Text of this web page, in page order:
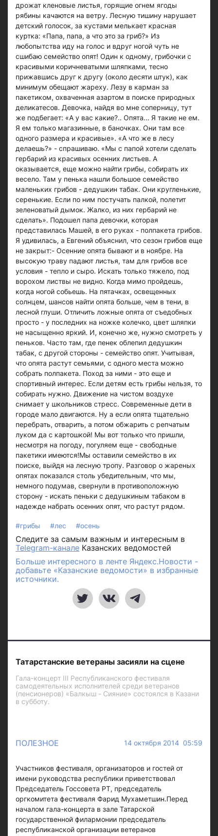
дрожат кленовые листья, горящие огнем ягоды
рябины качаются на ветру. Лесную тишину нарушает
детский голосок, за кустами мелькает красная
куртка: «Папа, папа, а что это за гриб?» Из
любопытства иду на голос и вдруг ногой чуть не
сшибаю семейство опят! Один к одному, грибочки с
красивыми коричневатыми шляпками, тесно
прижавшись друг к другу (около десяти штук), как
минимум обещают жареху. Лезу в карман за
пакетиком, охваченная азартом в поиске природных
деликатесов. Девочка, найдя во мне соперницу, тут
же подбегает: «А у вас какие?.. Опята... Я такие не ем.
Я ем только магазинные, в баночках. Они там все
одного размера и красивые». «А что же в лесу
делаешь?» - спрашиваю. «Мы с папой хотели сделать
гербарий из красивых осенних листьев. А
оказывается, еще можно найти грибы, собирать их
весело. Там у пенька нашли большое семейство
маленьких грибов - дедушкин табак. Они кругленькие,
серенькие. Если по ним постучать палкой, полетит
зеленоватый дымок. Жалко, из них гербарий не
сделать». Подошел папа девочки, которая
представилась Машей, в его руках - полпакета грибов.
Я удивилась, а Евгений объяснил, что сезон грибов еще
не закрыт:- Осенние опята бывают и в ноябре. На
высокую траву падают листья, там для грибов все
условия - тепло и сыро. Искать только тяжело, под
ворохом листвы не видно. Когда мимо пройдешь,
когда ногой собьешь. На пятачках, освещенных
солнцем, шансов найти опята больше, чем в тени, в
лесной глуши. Отличить ложные опята от съедобных
просто - у последних на ножке колечко, цвет шляпки
не насыщенно яркий. И, конечно же, нужно смотреть у
пеньков. Часто там, где пенек облепил дедушкин
табак, с другой стороны - семейство опят. Учитывая,
что опята растут семьями, с одного места можно
собрать полпакета. Поход за ними - это еще и
спортивный интерес. Если детям есть грибы нельзя, то
собирать нужно. Движение на чистом воздухе
снимает у школьников стресс. Современные дети в
городе мало двигаются. Ну а если опята тщательно
перебрать, отварить, а потом обжарить с репчатым
луком да с картошкой! Мы вот только что пришли,
несмотря на погоду, погуляем еще - свободные
пакетики имеются!Мы оставили семейство в их
поиске, выйдя на лесную тропу. Разговор о жареных
опятах показался столь убедительным, что мы,
немного подумав, свернули в противоположную
сторону - искать пеньки с дедушкиным табаком в
надежде набрать осенних опят, что растут рядом.
#грибы #лес #осень
Следите за самым важным и интересным в
Telegram-канале Казанских ведомостей
Больше интересного в ленте Яндекс.Новости -
добавьте «Казанские ведомости» в избранные
источники.
Татарстанские ветераны засияли на сцене
Гала-концерт III Республиканского фестиваля
самодеятельных исполнителей среди ветеранов
(пенсионеров) «Балкыш - Сияние» состоялся в Казани
в субботу.
ПОЛЕЗНОЕ 14 октября 2014 05:59
Участников фестиваля, организаторов и гостей от
имени руководства республики приветствовал
Председатель Госсовета РТ, председатель
оргкомитета фестиваля Фарид Мухаметшин.Перед
началом гала-концерта в зале Татарской
государственной филармонии председатель
республиканской организации ветеранов